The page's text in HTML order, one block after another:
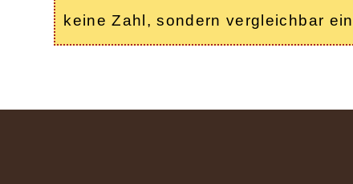
keine Zahl, sondern vergleichbar